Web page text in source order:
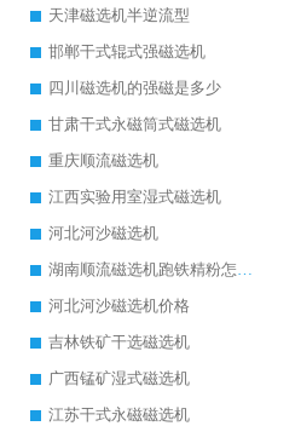
天津磁选机半逆流型
邯郸干式辊式强磁选机
四川磁选机的强磁是多少
甘肃干式永磁筒式磁选机
重庆顺流磁选机
江西实验用室湿式磁选机
河北河沙磁选机
湖南顺流磁选机跑铁精粉怎么处理
河北河沙磁选机价格
吉林铁矿干选磁选机
广西锰矿湿式磁选机
江苏干式永磁磁选机